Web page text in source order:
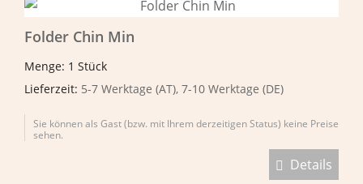
Folder Chin Min
Menge: 1 Stück
Lieferzeit: 5-7 Werktage (AT), 7-10 Werktage (DE)
Sie können als Gast (bzw. mit Ihrem derzeitigen Status) keine Preise
sehen.
Details